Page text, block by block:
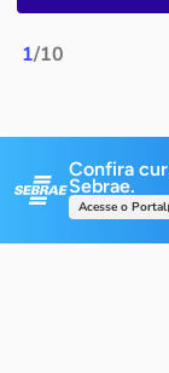
1/10
Confira
Sebrae.
Acesse o Portal